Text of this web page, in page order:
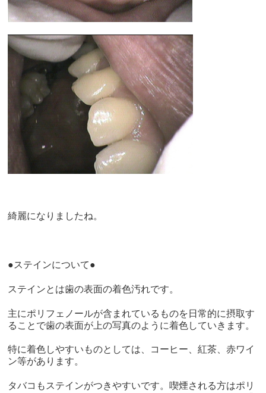
綺麗になりましたね。
●ステインについて●
ステインとは歯の表面の着色汚れです。
主にポリフェノールが含まれているものを日常的に摂取す
ることで歯の表面が上の写真のように着色していきます。
特に着色しやすいものとしては、コーヒー、紅茶、赤ワイ
ン等があります。
タバコもステインがつきやすいです。喫煙される方はポリ